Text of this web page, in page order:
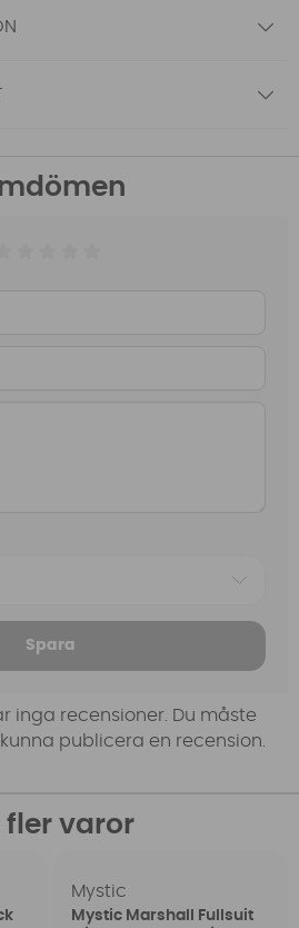
Spara
inga recensioner. Du måste
publicera en recension.
fler varor
Mystic
Mystic Marshall Fullsuit